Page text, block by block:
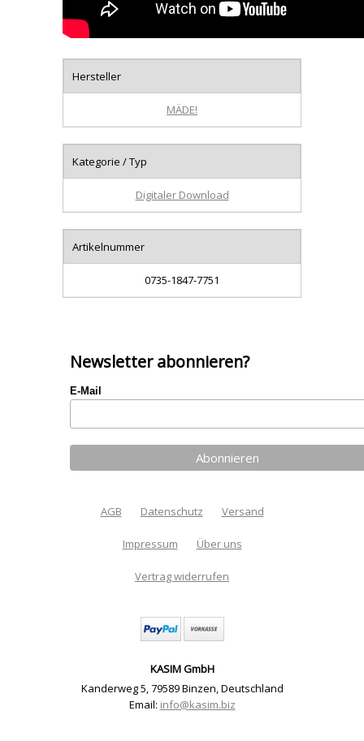
Hersteller
MÄDE!
Kategorie / Typ
Digitaler Download
Artikelnummer
0735-1847-7751
Newsletter abonnieren?
E-Mail
AGB Datenschutz Versand
Impressum Über uns
Vertrag widerrufen
KASIM GmbH
Kanderweg 5,79589 Binzen,Deutschland
Email: info@kasim.biz